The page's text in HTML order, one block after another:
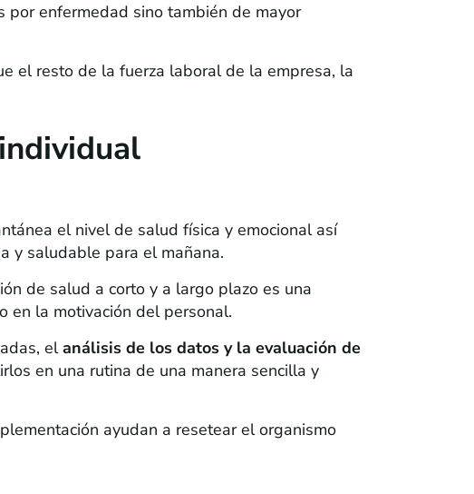
enfermedad sino también de mayor
el resto de la fuerza laboral de la empresa, la
el nivel de salud física y emocional así
y saludable para el mañana.
de salud a corto y a largo plazo es una
en la motivación del personal.
elanálisis de los datos y la evaluación de
en una rutina de una manera sencilla y
ayudan a resetear el organismo